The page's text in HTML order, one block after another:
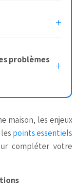
problèmes
maison, les enjeux
points essentiels
compléter votre